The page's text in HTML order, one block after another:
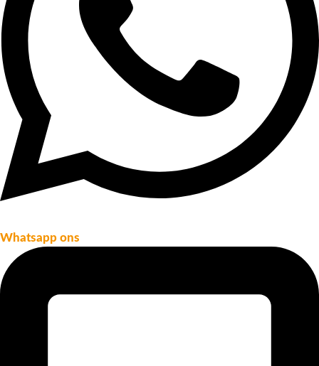
Whatsapp ons